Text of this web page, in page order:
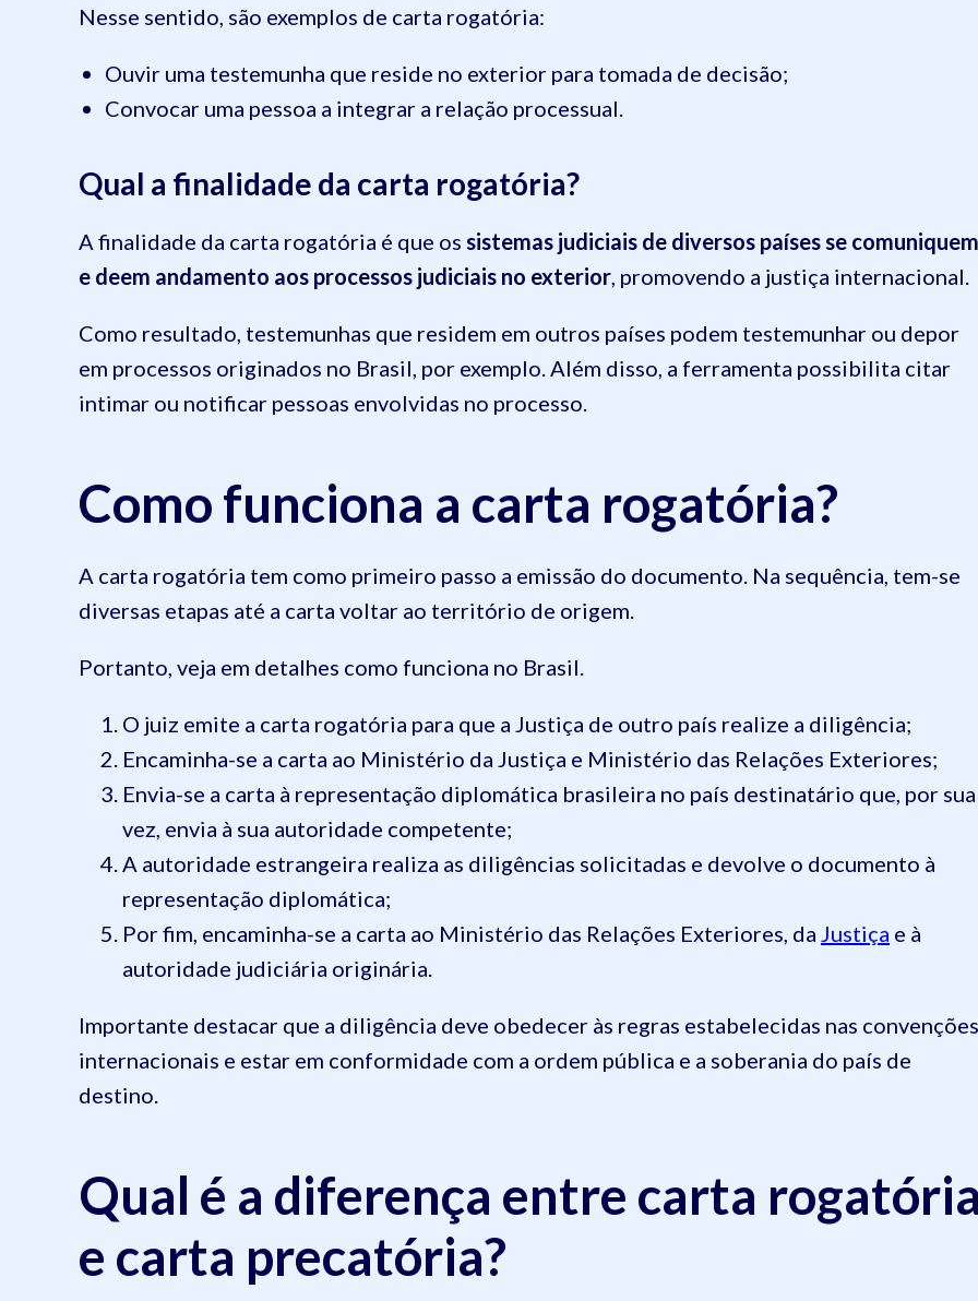
Nesse sentido, são exemplos de carta rogatória:
Ouvir uma testemunha que reside no exterior para tomada de decisão;
Convocar uma pessoa a integrar a relação processual.
Qual a finalidade da carta rogatória?
A finalidade da carta rogatória é que os sistemas judiciais de diversos países se comuniquem
e deem andamento aos processos judiciais no exterior, promovendo a justiça internacional.
Como resultado, testemunhas que residem em outros países podem testemunhar ou depor
em processos originados no Brasil, por exemplo. Além disso, a ferramenta possibilita citar
intimar ou notificar pessoas envolvidas no processo.
Como funciona a carta rogatória?
A carta rogatória tem como primeiro passo a emissão do documento. Na sequência, tem-se
diversas etapas até a carta voltar ao território de origem.
Portanto, veja em detalhes como funciona no Brasil.
O juiz emite a carta rogatória para que a Justiça de outro país realize a diligência;
Encaminha-se a carta ao Ministério da Justiça e Ministério das Relações Exteriores;
Envia-se a carta à representação diplomática brasileira no país destinatário que, por sua
vez, envia à sua autoridade competente;
A autoridade estrangeira realiza as diligências solicitadas e devolve o documento à
representação diplomática;
Por fim, encaminha-se a carta ao Ministério das Relações Exteriores, da Justiça e à
autoridade judiciária originária.
Importante destacar que a diligência deve obedecer às regras estabelecidas nas convenções
internacionais e estar em conformidade com a ordem pública e a soberania do país de
destino.
Qual é a diferença entre carta rogatória
e carta precatória?